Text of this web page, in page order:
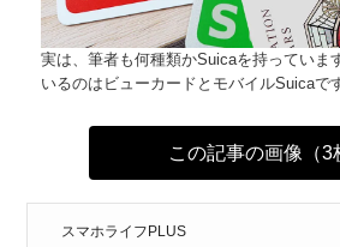
実は、筆者も何種類かSuicaを持っていま
いるのはビューカードとモバイルSuicaで
この記事の画像（3
スマホライフPLUS